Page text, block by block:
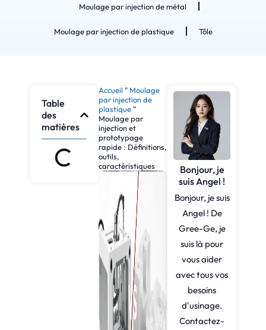
Moulage par injection de métal
Moulage par injection de plastique Tôle
Table
des
matières
Accueil " Moulage
par injection de
plastique "
Moulage par
injection et
prototypage
rapide : Définitions,
outils,
caractéristiques
Bonjour, je
suis Angel !
Bonjour, je suis
Angel ! De
Gree-Ge, je
suis là pour
vous aider
avec tous vos
besoins
d'usinage.
Contactez-